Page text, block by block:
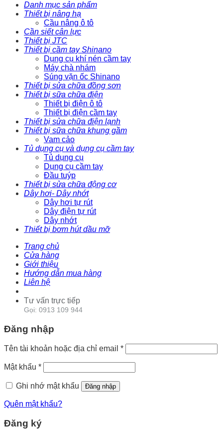
Danh mục sản phẩm
Thiết bị nâng hạ
Cầu nâng ô tô
Cần siết cân lực
Thiết bị JTC
Thiết bị cầm tay Shinano
Dụng cụ khí nén cầm tay
Máy chà nhám
Súng vặn ốc Shinano
Thiết bị sửa chữa đồng sơn
Thiết bị sữa chữa điện
Thiết bị điện ô tô
Thiết bị điện cầm tay
Thiết bị sửa chữa điện lạnh
Thiết bị sữa chữa khung gầm
Vam cảo
Tủ dụng cụ và dụng cụ cầm tay
Tủ dụng cụ
Dụng cụ cầm tay
Đầu tuýp
Thiết bị sửa chữa động cơ
Dây hơi- Dây nhớt
Dây hơi tự rút
Dây điện tự rút
Dây nhớt
Thiết bị bơm hút dầu mỡ
Trang chủ
Cửa hàng
Giới thiệu
Hướng dẫn mua hàng
Liên hệ
Tư vấn trực tiếp
Gọi: 0913 109 944
Đăng nhập
Tên tài khoản hoặc địa chỉ email *
Mật khẩu *
Ghi nhớ mật khẩu Đăng nhập
Quên mật khẩu?
Đăng ký